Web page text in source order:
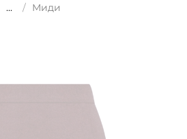
... Миди